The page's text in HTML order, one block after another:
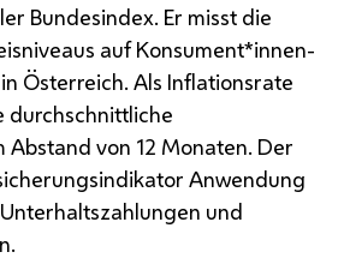
Bundesindex. Er misst die
auf Konsument*innen-
Österreich. Als Inflationsrate
durchschnittliche
Abstand von 12 Monaten. Der
Anwendung
und